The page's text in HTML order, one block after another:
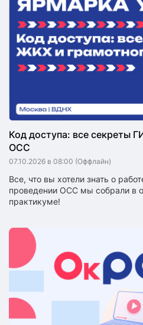
Код доступа: все секреты
ОСС
07.10.2026 в 08:00 (Оффлайн)
Все, что вы хотели знать о
проведении ОСС мы собрали в
практикуме!